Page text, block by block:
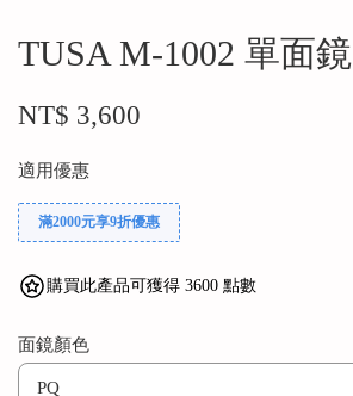
TUSA M-1002 單面鏡
NT$ 3,600
適用優惠
滿2000元享9折優惠
購買此產品可獲得 3600 點數
面鏡顏色